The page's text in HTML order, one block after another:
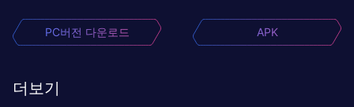
PC버전 다운로드 APK
더보기